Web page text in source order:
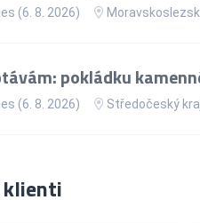
(6. 8. 2026)
pokládku
(6. 8. 2026) Středočeský
klienti